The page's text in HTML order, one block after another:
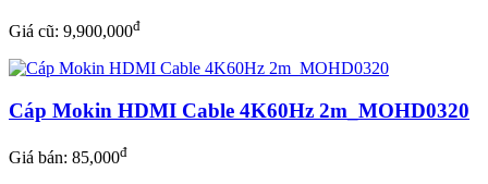
Giá cũ: 9,900,000đ
Cáp Mokin HDMI Cable 4K60Hz 2m_MOHD0320
Giá bán: 85,000đ